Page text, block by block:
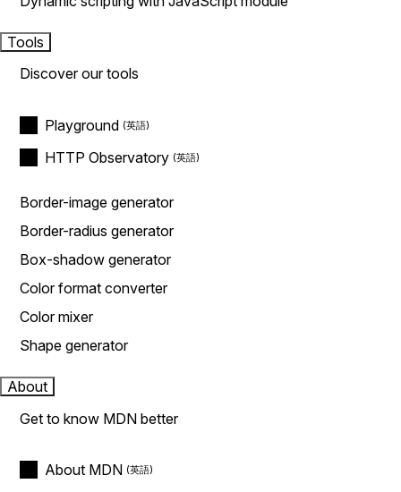
Tools
Discover our tools
Playground
HTTP Observatory
Border-image generator
Border-radius generator
Box-shadow generator
Color format converter
Color mixer
Shape generator
About
Get to know MDN better
About MDN